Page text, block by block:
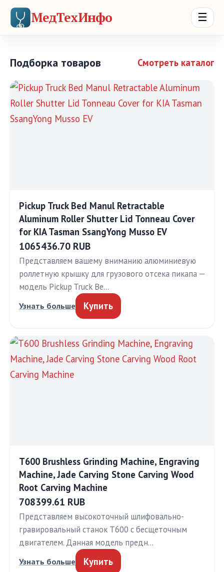
МедТехИнфо ☰
Подборка товаров Смотреть каталог
Pickup Truck Bed Manul Retractable
Aluminum Roller Shutter Lid Tonneau Cover
for KIA Tasman SsangYong Musso EV
1065436.70 RUB
Представляем вашему вниманию алюминиевую
роллетную крышку для грузового отсека пикапа —
модель Pickup Truck Be…
Узнать больше Купить
T600 Brushless Grinding Machine, Engraving
Machine, Jade Carving Stone Carving Wood
Root Carving Machine
708399.61 RUB
Представляем высокоточный шлифовально-
гравировальный станок T600 с бесщеточным
двигателем. Данная модель предн…
Узнать больше Купить